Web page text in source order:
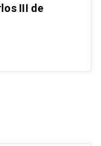
III de